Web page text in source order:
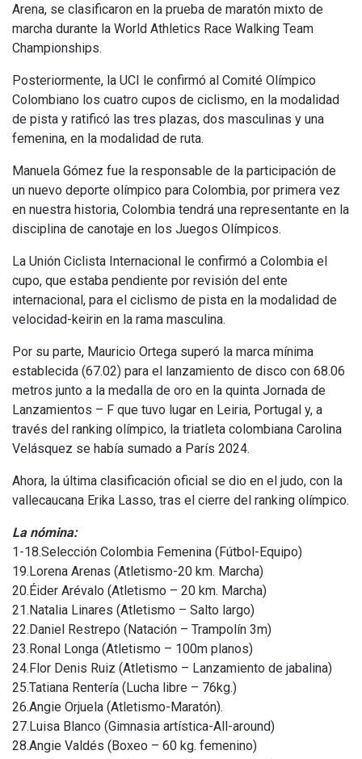
Arena, se clasificaron en la prueba de maratón mixto de
marcha durante la World Athletics Race Walking Team
Championships.
Posteriormente, la UCI le confirmó al Comité Olímpico
Colombiano los cuatro cupos de ciclismo, en la modalidad
de pista y ratificó las tres plazas, dos masculinas y una
femenina, en la modalidad de ruta.
Manuela Gómez fue la responsable de la participación de
un nuevo deporte olímpico para Colombia, por primera vez
en nuestra historia, Colombia tendrá una representante en la
disciplina de canotaje en los Juegos Olímpicos.
La Unión Ciclista Internacional le confirmó a Colombia el
cupo, que estaba pendiente por revisión del ente
internacional, para el ciclismo de pista en la modalidad de
velocidad-keirin en la rama masculina.
Por su parte, Mauricio Ortega superó la marca mínima
establecida (67.02) para el lanzamiento de disco con 68.06
metros junto a la medalla de oro en la quinta Jornada de
Lanzamientos – F que tuvo lugar en Leiria, Portugal y, a
través del ranking olímpico, la triatleta colombiana Carolina
Velásquez se había sumado a París 2024.
Ahora, la última clasificación oficial se dio en el judo, con la
vallecaucana Erika Lasso, tras el cierre del ranking olímpico.
La nómina:
1-18.Selección Colombia Femenina (Fútbol-Equipo)
19.Lorena Arenas (Atletismo-20 km. Marcha)
20.Éider Arévalo (Atletismo – 20 km. Marcha)
21.Natalia Linares (Atletismo – Salto largo)
22.Daniel Restrepo (Natación – Trampolín 3m)
23.Ronal Longa (Atletismo – 100m planos)
24.Flor Denis Ruiz (Atletismo – Lanzamiento de jabalina)
25.Tatiana Rentería (Lucha libre – 76kg.)
26.Angie Orjuela (Atletismo-Maratón).
27.Luisa Blanco (Gimnasia artística-All-around)
28.Angie Valdés (Boxeo – 60 kg. femenino)